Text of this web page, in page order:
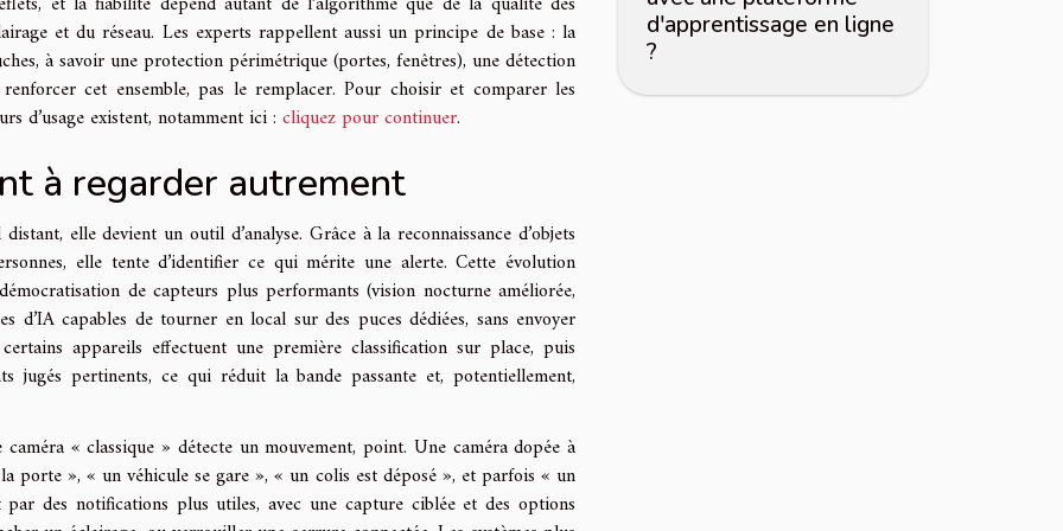
et du réseau. Les experts rappellent aussi un principe de base : la
à savoir une protection périmétrique (portes, fenêtres), une détection
cet ensemble, pas le remplacer. Pour choisir et comparer les
d’usage existent, notamment ici : cliquez pour continuer.
à regarder autrement
elle devient un outil d’analyse. Grâce à la reconnaissance d’objets
elle tente d’identifier ce qui mérite une alerte. Cette évolution
de capteurs plus performants (vision nocturne améliorée,
d’IA capables de tourner en local sur des puces dédiées, sans envoyer
appareils effectuent une première classification sur place, puis
jugés pertinents, ce qui réduit la bande passante et, potentiellement,
« classique » détecte un mouvement, point. Une caméra dopée à
porte », « un véhicule se gare », « un colis est déposé », et parfois « un
des notifications plus utiles, avec une capture ciblée et des options
d'apprentissage en ligne
?